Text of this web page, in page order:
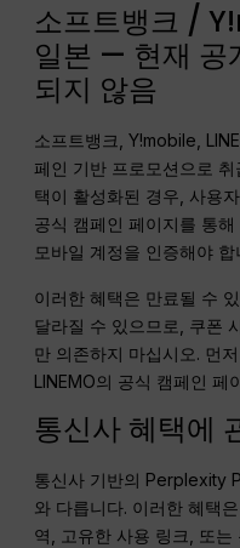
소프트뱅크 /
일본 — 현재 공
되지 않음
소프트뱅크, Y!mobile,
페인 기반 프로모션으로
택이 활성화된 경우, 사용
공식 캠페인 페이지를 통
모바일 계정을 인증해야 합
이러한 혜택은 만료될 수
달라질 수 있으므로, 쿠폰
만 의존하지 마십시오. 먼
LINEMO의 공식 캠페인 페
통신사 혜택에
통신사 기반의 Perplexity
와 다릅니다. 이러한 혜택
역, 고유한 사용 링크, 또